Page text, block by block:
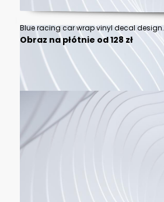
Blue racing car wrap vinyl decal design.
Obraz na płótnie od 128 zł